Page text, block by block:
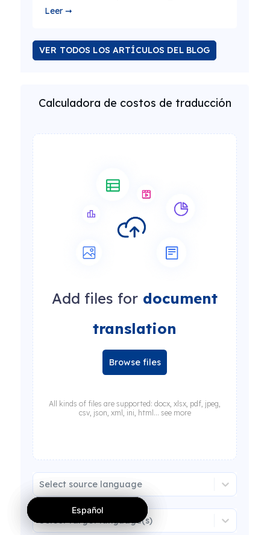
Leer ➞
VER TODOS LOS ARTÍCULOS DEL BLOG
Calculadora de costos de traducción
Add files for document
translation
Browse files
All kinds of files are supported: docx, xlsx, pdf, jpeg,
csv, json, xml, ini, html... see more
Select source language
Select target language(s)
Español
Español
Español